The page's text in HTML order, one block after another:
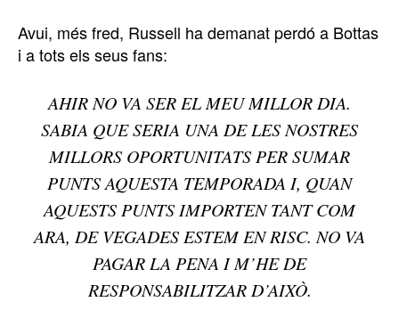
Avui, més fred, Russell ha demanat perdó a Bottas
i a tots els seus fans:
AHIR NO VA SER EL MEU MILLOR DIA.
SABIA QUE SERIA UNA DE LES NOSTRES
MILLORS OPORTUNITATS PER SUMAR
PUNTS AQUESTA TEMPORADA I, QUAN
AQUESTS PUNTS IMPORTEN TANT COM
ARA, DE VEGADES ESTEM EN RISC. NO VA
PAGAR LA PENA I M’HE DE
RESPONSABILITZAR D’AIXÒ.